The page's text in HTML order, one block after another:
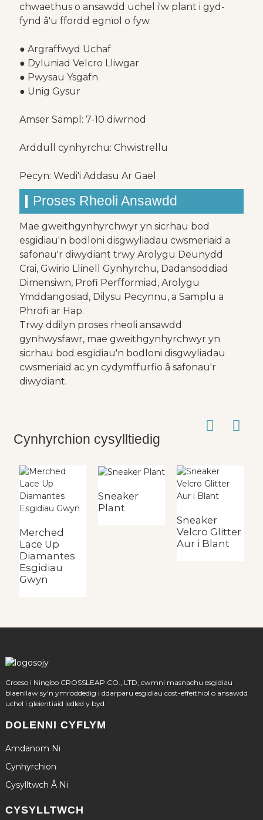
chwaethus o ansawdd uchel i'w plant i gyd-
fynd â'u ffordd egnïol o fyw.
● Argraffwyd Uchaf
● Dyluniad Velcro Lliwgar
● Pwysau Ysgafn
● Unig Gysur
Amser Sampl: 7-10 diwrnod
Arddull cynhyrchu: Chwistrellu
Pecyn: Wedi'i Addasu Ar Gael
Proses Rheoli Ansawdd
Mae gweithgynhyrchwyr yn sicrhau bod
esgidiau'n bodloni disgwyliadau cwsmeriaid a
safonau'r diwydiant trwy Arolygu Deunydd
Crai, Gwirio Llinell Gynhyrchu, Dadansoddiad
Dimensiwn, Profi Perfformiad, Arolygu
Ymddangosiad, Dilysu Pecynnu, a Samplu a
Phrofi ar Hap.
Trwy ddilyn proses rheoli ansawdd
gynhwysfawr, mae gweithgynhyrchwyr yn
sicrhau bod esgidiau'n bodloni disgwyliadau
cwsmeriaid ac yn cydymffurfio â safonau'r
diwydiant.
Cynhyrchion cysylltiedig
Merched
Lace Up
Diamantes
Esgidiau
Gwyn
Sneaker
Plant
Sneaker
Velcro Glitter
Aur i Blant
Croeso i Ningbo CROSSLEAP CO., LTD, cwmni masnachu esgidiau
blaenllaw sy'n ymroddedig i ddarparu esgidiau cost-effeithiol o ansawdd
uchel i gleientiaid ledled y byd.
DOLENNI CYFLYM
Amdanom Ni
Cynhyrchion
Cysylltwch Â Ni
CYSYLLTWCH